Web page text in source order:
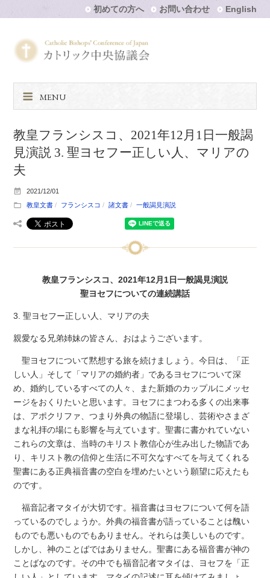
初めての方へ お問い合わせ English
MENU
教皇フランシスコ、2021年12月1日一般謁
見演説 3. 聖ヨセフー正しい人、マリアの
夫
2021/12/01
教皇文書
フランシスコ 諸文書 一般謁見演説
教皇フランシスコ、2021年12月1日一般謁見演説
聖ヨセフについての連続講話
3. 聖ヨセフー正しい人、マリアの夫
親愛なる兄弟姉妹の皆さん、おはようございます。
聖ヨセフについて黙想する旅を続けましょう。今日は、「正
しい人」そして「マリアの婚約者」であるヨセフについて深
め、婚約しているすべての人々、また新婚のカップルにメッセ
ージをおくりたいと思います。ヨセフにまつわる多くの出来事
は、アポクリファ、つまり外典の物語に登場し、芸術やさまざ
まな礼拝の場にも影響を与えています。聖書に書かれていない
これらの文章は、当時のキリスト教信心が生み出した物語であ
り、キリスト教の信仰と生活に不可欠なすべてを与えてくれる
聖書にある正典福音書の空白を埋めたいという願望に応えたも
のです。
福音記者マタイが大切です。福音書はヨセフについて何を語
っているのでしょうか。外典の福音書が語っていることは醜い
ものでも悪いものでもありません。それらは美しいものです。
しかし、神のことばではありません。聖書にある福音書が神の
ことばなのです。その中でも福音記者マタイは、ヨセフを「正